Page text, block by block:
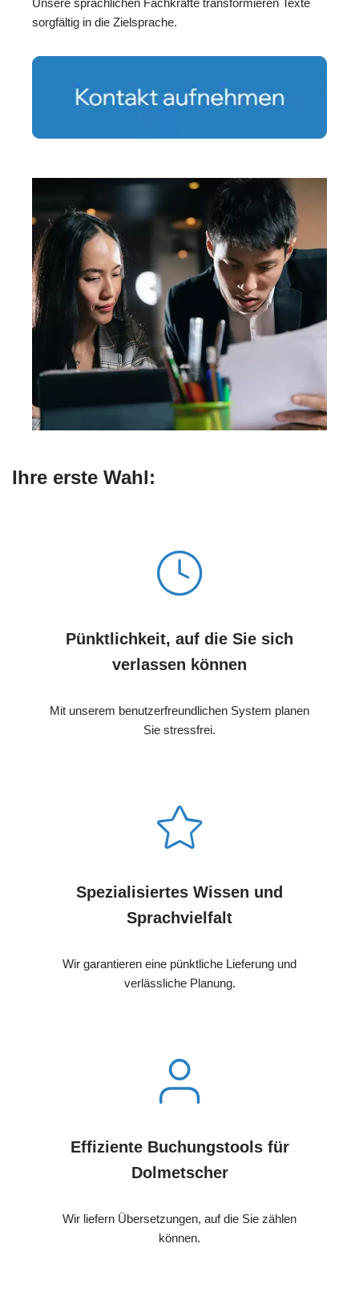
sorgfältig in die Zielsprache.
Ihre erste Wahl:
Pünktlichkeit, auf die Sie sich
verlassen können
Mit unserem benutzerfreundlichen System planen
Sie stressfrei.
Spezialisiertes Wissen und
Sprachvielfalt
Wir garantieren eine pünktliche Lieferung und
verlässliche Planung.
Effiziente Buchungstools für
Dolmetscher
Wir liefern Übersetzungen, auf die Sie zählen
können.